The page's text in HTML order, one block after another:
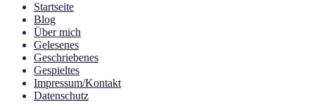
Startseite
Blog
Über mich
Gelesenes
Geschriebenes
Gespieltes
Impressum/Kontakt
Datenschutz